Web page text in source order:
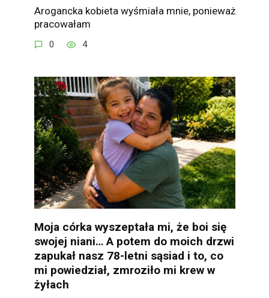
Arogancka kobieta wyśmiała mnie, ponieważ
pracowałam
0 4
Moja córka wyszeptała mi, że boi się
swojej niani… A potem do moich drzwi
zapukał nasz 78-letni sąsiad i to, co
mi powiedział, zmroziło mi krew w
żyłach